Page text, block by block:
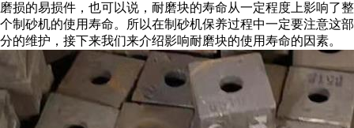
磨损的易损件，也可以说，耐磨块的寿命从一定程度上影响了整
个制砂机的使用寿命。所以在制砂机保养过程中一定要注意这部
分的维护，接下来我们来介绍影响耐磨块的使用寿命的因素。